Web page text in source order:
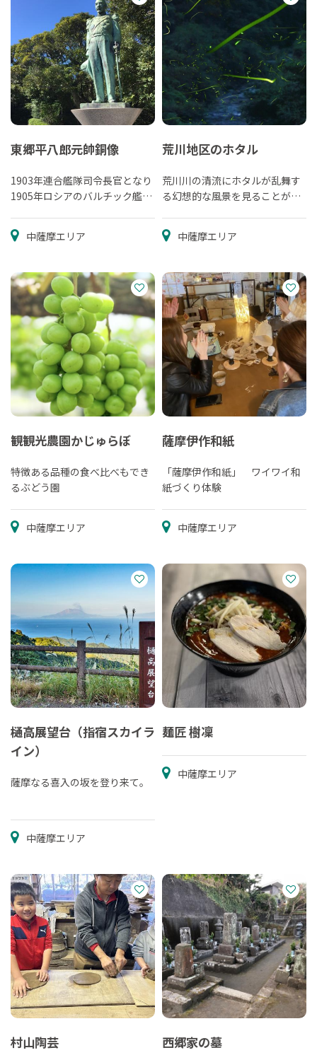
東郷平八郎元帥銅像
1903年連合艦隊司令長官となり
1905年ロシアのバルチック艦隊
日。...
中薩摩エリア
荒川地区のホタル
荒川川の清流にホタルが乱舞す
る幻想的な風景を見ることがで
中薩摩エリア
観観光農園かじゅらぼ
特徴ある品種の食べ比べもでき
るぶどう園
中薩摩エリア
薩摩伊作和紙
「薩摩伊作和紙」 ワイワイ和
紙づくり体験
中薩摩エリア
樋高展望台（指宿スカイラ
イン）
薩摩なる喜入の坂を登り来て。
中薩摩エリア
麺匠 樹凜
中薩摩エリア
村山陶芸 西郷家の墓